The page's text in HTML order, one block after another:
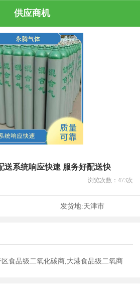
供应商机
送系统响应快速 服务好配送快
浏览次数： 473次
发货地:天津市
食品级二氧化碳商,大港食品级二氧商